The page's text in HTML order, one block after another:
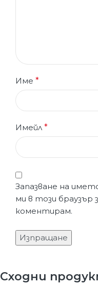
Име *
Имейл *
Запазване на
ми в този браузър
коментирам.
Сходни